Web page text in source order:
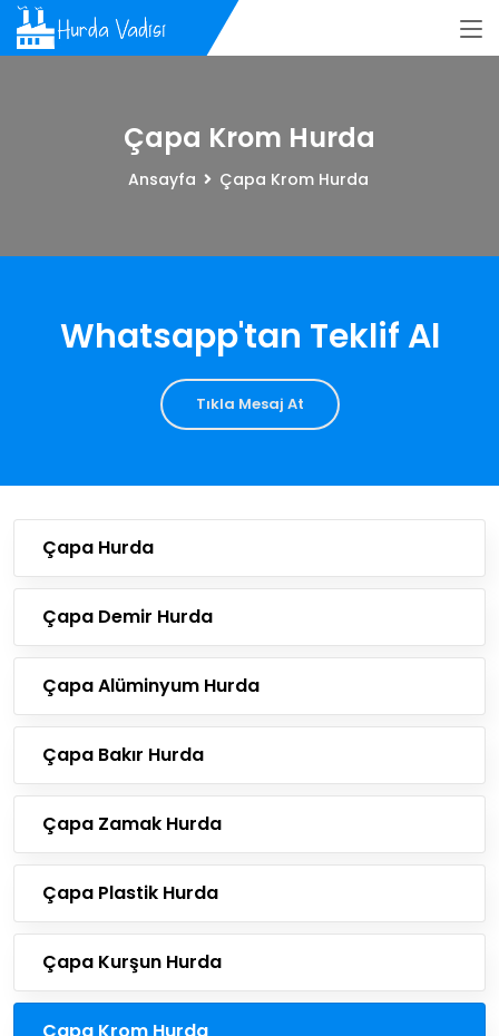
Çapa Krom Hurda
Ansayfa Çapa Krom Hurda
Whatsapp'tan Teklif Al
Tıkla Mesaj At
Çapa Hurda
Çapa Demir Hurda
Çapa Alüminyum Hurda
Çapa Bakır Hurda
Çapa Zamak Hurda
Çapa Plastik Hurda
Çapa Kurşun Hurda